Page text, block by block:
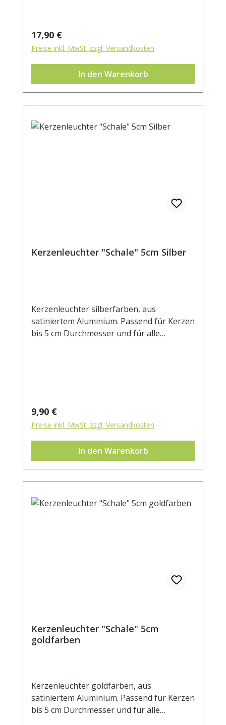
Regulärer Preis:
17,90 €
Preise inkl. MwSt. zzgl. Versandkosten
In den Warenkorb
Kerzenleuchter "Schale" 5cm Silber
Kerzenleuchter silberfarben, aus
satiniertem Aluminium. Passend für Kerzen
bis 5 cm Durchmesser und für alle
Regulärer Preis:
9,90 €
Preise inkl. MwSt. zzgl. Versandkosten
In den Warenkorb
Kerzenleuchter "Schale" 5cm
goldfarben
Kerzenleuchter goldfarben, aus
satiniertem Aluminium. Passend für Kerzen
bis 5 cm Durchmesser und für alle